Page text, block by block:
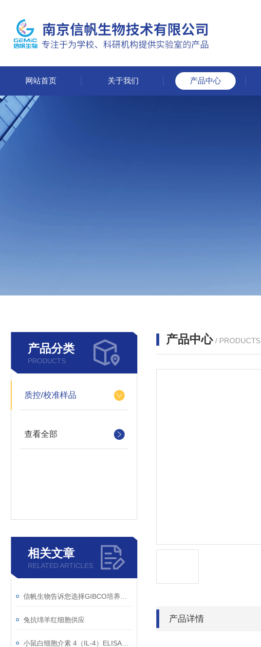
网站首页 关于我们 产品中心
产品分类
PRODUCTS
质控/校准样品
查看全部
相关文章
RELATED ARTICLES
兔抗绵羊红细胞供应
产品中心 / PRODUCTS
产品详情